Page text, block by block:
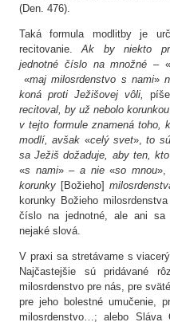
(Den. 476).
Taká formula modlitby je
recitovanie.Ak by niekto pri
jednotné číslo na množné – «
«maj milosrdenstvo s nami»
koná proti Ježišovej vôli,
recitoval, by už nebolo korunkou
v tejto formule znamená toho,
modlí, avšak «celý svet»,to
sa Ježiš dožaduje, aby ten,
«s nami» –a nie«so mnou»,
korunky [Božieho]
korunky Božieho
číslo na jednotné, ale ani sa
nejaké slová.
V praxi sa stretávame s
Najčastejšie sú pridávané
milosrdenstvo pre nás, pre
pre jeho bolestné umučenie,
milosrdenstvo…; alebo